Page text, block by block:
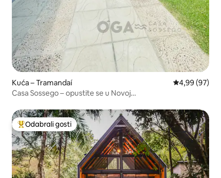
Kuća – Tramandaí Prosječna
4,99 (97)
Casa Sossego – opustite se u Novoj
Među najviše rangiranima s oznakom „Odabrali gosti”
Odabrali gosti